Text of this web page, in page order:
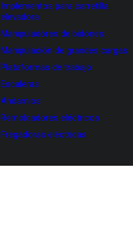
Implementos para carretilla
elevadora
Manipuladores de bidones
Manipulación de grandes cargas
Plataformas de trabajo
Escaleras
Andamios
Remolcadores eléctricos
Fregadoras eléctricas